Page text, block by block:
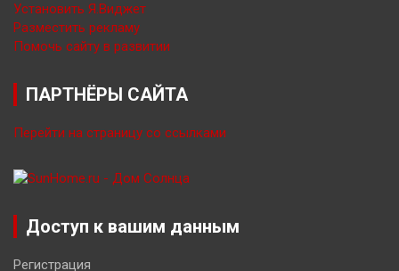
Установить Я.Виджет
Разместить рекламу
Помочь сайту в развитии
ПАРТНЁРЫ САЙТА
Перейти на страницу со ссылками
Доступ к вашим данным
Регистрация